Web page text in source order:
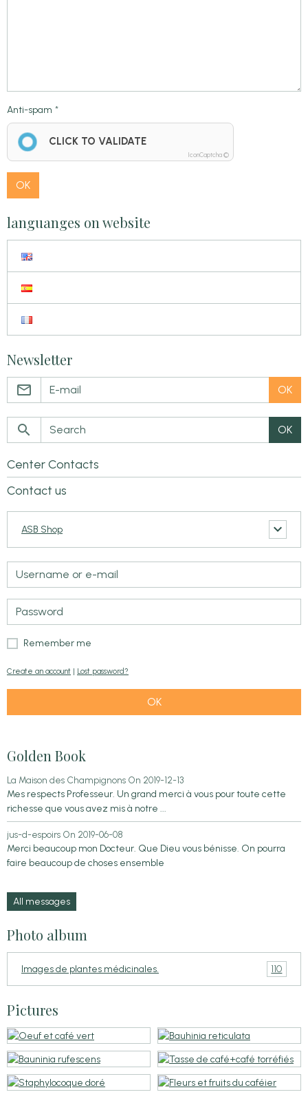
Anti-spam
CLICK TO VALIDATE
IconCaptcha ©
OK
languanges on website
Newsletter
OK
OK
Center Contacts
Contact us
ASB Shop
Remember me
Create an account | Lost password?
OK
Golden Book
La Maison des Champignons On 2019-12-13
Mes respects Professeur. Un grand merci à vous pour toute cette
richesse que vous avez mis à notre ...
jus-d-espoirs On 2019-06-08
Merci beaucoup mon Docteur. Que Dieu vous bénisse. On pourra
faire beaucoup de choses ensemble
All messages
Photo album
Images de plantes médicinales. 110
Pictures